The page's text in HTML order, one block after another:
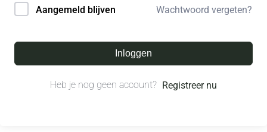
Aangemeld blijven Wachtwoord vergeten?
Inloggen
Heb je nog geen account? Registreer nu